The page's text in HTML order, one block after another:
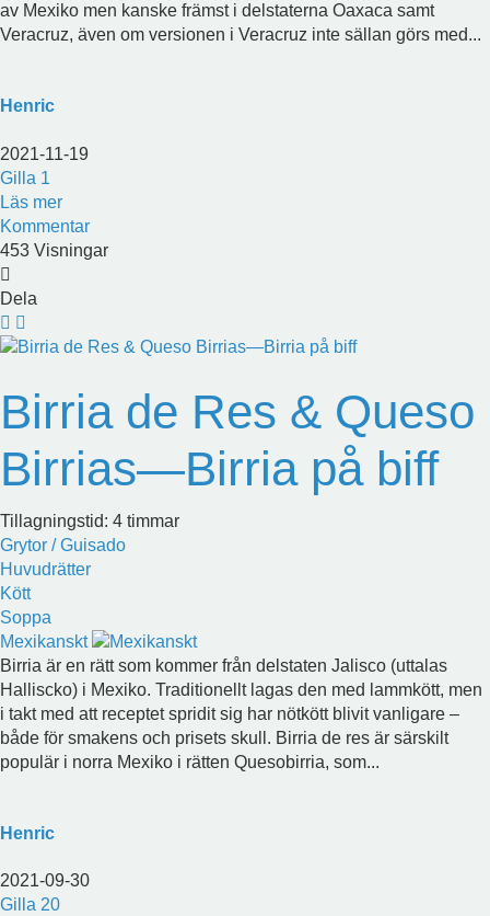
av Mexiko men kanske främst i delstaterna Oaxaca samt
Veracruz, även om versionen i Veracruz inte sällan görs med...
Henric
2021-11-19
Gilla 1
Läs mer
Kommentar
453 Visningar
Dela
Birria de Res & Queso
Birrias—Birria på biff
Tillagningstid: 4 timmar
Grytor / Guisado
Huvudrätter
Kött
Soppa
Mexikanskt
Birria är en rätt som kommer från delstaten Jalisco (uttalas
Halliscko) i Mexiko. Traditionellt lagas den med lammkött, men
i takt med att receptet spridit sig har nötkött blivit vanligare –
både för smakens och prisets skull. Birria de res är särskilt
populär i norra Mexiko i rätten Quesobirria, som...
Henric
2021-09-30
Gilla 20